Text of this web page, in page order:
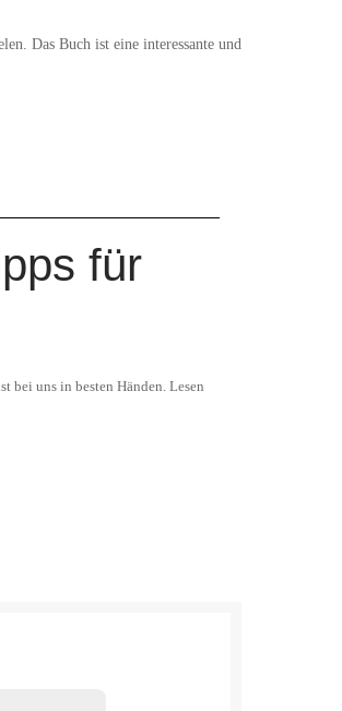
Das Buch ist eine interessante und
für
bei uns in besten Händen. Lesen